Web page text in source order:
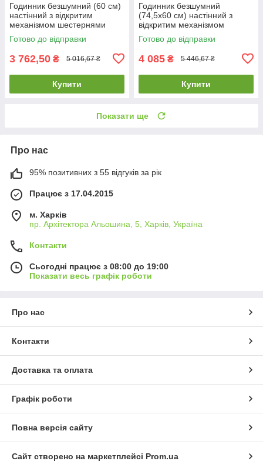
Годинник безшумний (60 см)
настінний з відкритим
механізмом шестернями
колещатками скелетон ретро
вінтаж під старину OV-0131
Готово до відправки
3 762,50 ₴ 5 016,67 ₴
Купити
Годинник безшумний
(74,5х60 см) настінний з
відкритим механізмом
шестернями колещатками
скелетон ретро вінтаж під
Готово до відправки
4 085 ₴ 5 446,67 ₴
Купити
Показати ще
Про нас
95% позитивних з 55 відгуків за рік
Працює з 17.04.2015
м. Харків
пр. Архітектора Альошина, 5, Харків, Україна
Контакти
Сьогодні працює з 08:00 до 19:00
Показати весь графік роботи
Про нас
Контакти
Доставка та оплата
Графік роботи
Повна версія сайту
Сайт створено на маркетплейсі Prom.ua